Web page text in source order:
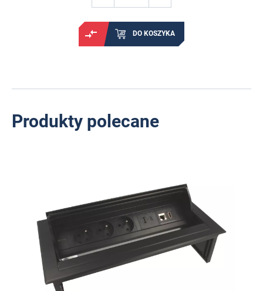
DO KOSZYKA
Produkty polecane